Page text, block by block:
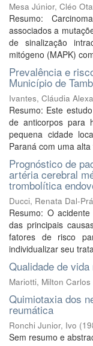
Mesa Júnior, Cléo
Resumo:
associados a
de sinalização
mitógeno (MAPK)
Prevalência e
Município de
Ivantes, Cláudia
Resumo: Este
de anticorpos para
pequena cidade
Paraná com uma
Prognóstico de
artéria cerebral
trombolítica
Ducci, Renata Dal-Prá
Resumo: O
das principais
fatores de risco
individualizar seu
Qualidade de
Mariotti, Milton Carlos
Quimiotaxia dos
reumática
Ronchi Junior, Ivo (
Sem resumo e